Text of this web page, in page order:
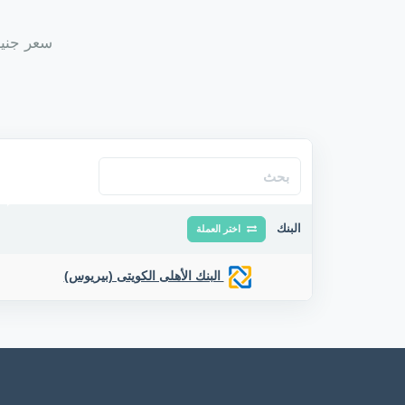
سعر جنيه
البنك اختر العملة
البنك الأهلى الكويتى (بيريوس)